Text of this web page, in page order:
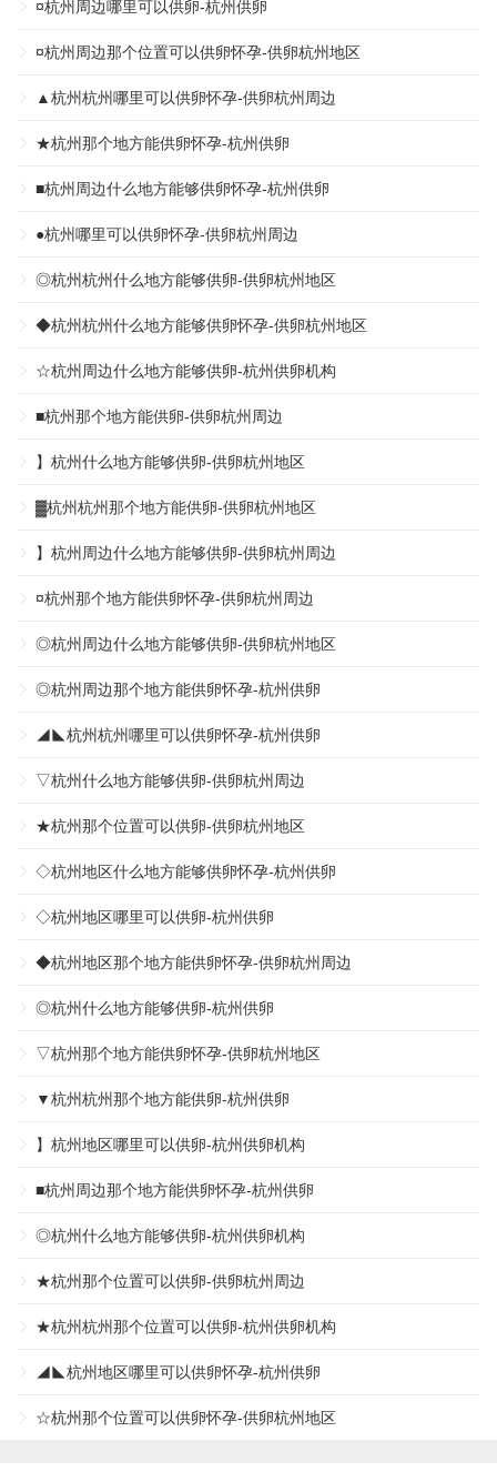
¤杭州周边哪里可以供卵-杭州供卵
¤杭州周边那个位置可以供卵怀孕-供卵杭州地区
▲杭州杭州哪里可以供卵怀孕-供卵杭州周边
★杭州那个地方能供卵怀孕-杭州供卵
■杭州周边什么地方能够供卵怀孕-杭州供卵
●杭州哪里可以供卵怀孕-供卵杭州周边
◎杭州杭州什么地方能够供卵-供卵杭州地区
◆杭州杭州什么地方能够供卵怀孕-供卵杭州地区
☆杭州周边什么地方能够供卵-杭州供卵机构
■杭州那个地方能供卵-供卵杭州周边
】杭州什么地方能够供卵-供卵杭州地区
▓杭州杭州那个地方能供卵-供卵杭州地区
】杭州周边什么地方能够供卵-供卵杭州周边
¤杭州那个地方能供卵怀孕-供卵杭州周边
◎杭州周边什么地方能够供卵-供卵杭州地区
◎杭州周边那个地方能供卵怀孕-杭州供卵
◢◣杭州杭州哪里可以供卵怀孕-杭州供卵
▽杭州什么地方能够供卵-供卵杭州周边
★杭州那个位置可以供卵-供卵杭州地区
◇杭州地区什么地方能够供卵怀孕-杭州供卵
◇杭州地区哪里可以供卵-杭州供卵
◆杭州地区那个地方能供卵怀孕-供卵杭州周边
◎杭州什么地方能够供卵-杭州供卵
▽杭州那个地方能供卵怀孕-供卵杭州地区
▼杭州杭州那个地方能供卵-杭州供卵
】杭州地区哪里可以供卵-杭州供卵机构
■杭州周边那个地方能供卵怀孕-杭州供卵
◎杭州什么地方能够供卵-杭州供卵机构
★杭州那个位置可以供卵-供卵杭州周边
★杭州杭州那个位置可以供卵-杭州供卵机构
◢◣杭州地区哪里可以供卵怀孕-杭州供卵
☆杭州那个位置可以供卵怀孕-供卵杭州地区